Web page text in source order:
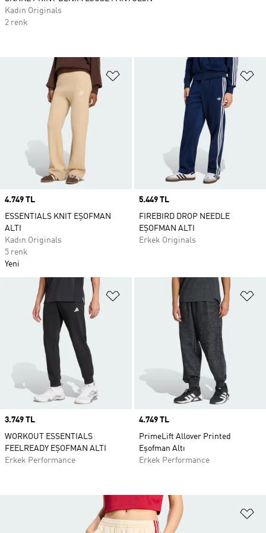
Favori Listesine Ekle
Price
4.749 TL
ESSENTIALS KNIT EŞOFMAN
ALTI
Kadın Originals
5 renk
Yeni
Price
5.449 TL
FIREBIRD DROP NEEDLE
EŞOFMAN ALTI
Erkek Originals
Favori Listesine Ekle
Price
3.749 TL
WORKOUT ESSENTIALS
FEELREADY EŞOFMAN ALTI
Erkek Performance
Price
4.749 TL
PrimeLift Allover Printed
Eşofman Altı
Erkek Performance
Kadın Originals
2 renk